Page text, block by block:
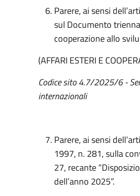
Parere, ai sensi
sul Documento
cooperazione allo
(AFFARI ESTERI E
Codice sito 4.7/2025/6 -
internazionali
Parere, ai sensi
1997, n. 281, sulla
27, recante
dell’anno 2025”.